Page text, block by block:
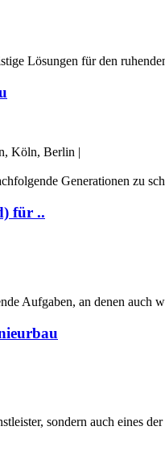
Lösungen für den
Köln, Berlin |
Generationen zu
für ..
Aufgaben, an denen
sondern auch eines